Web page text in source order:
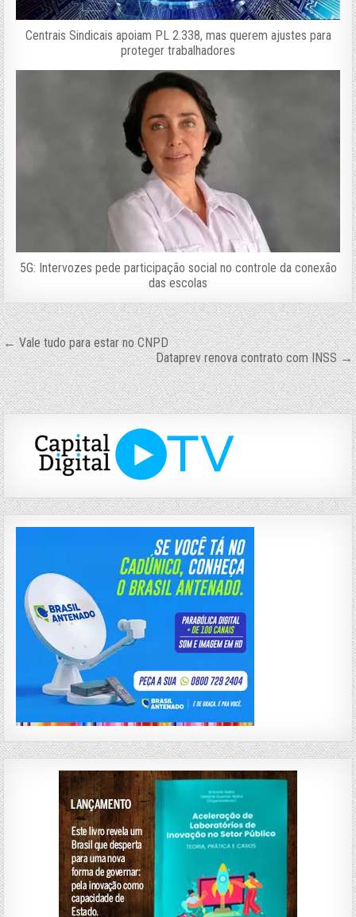
Centrais Sindicais apoiam PL 2.338, mas querem ajustes para
proteger trabalhadores
5G: Intervozes pede participação social no controle da conexão
das escolas
Navegação
de
Post
← Vale tudo para estar no CNPD
Dataprev renova contrato com INSS →